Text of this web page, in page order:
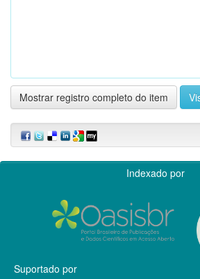
Mostrar registro completo do item
Indexado por
Suportado por